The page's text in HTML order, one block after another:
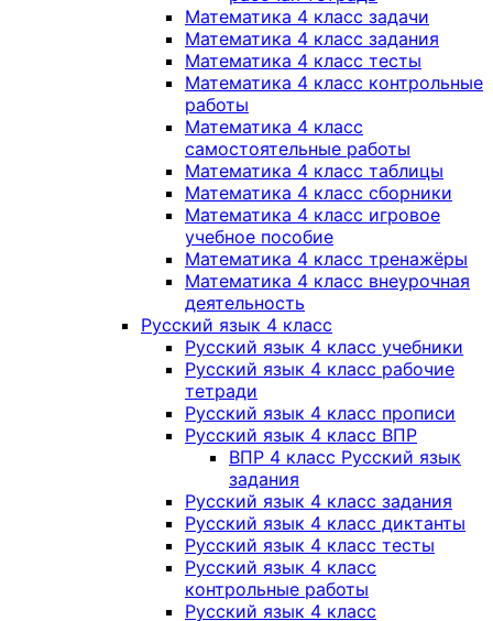
Математика 4 класс задачи
Математика 4 класс задания
Математика 4 класс тесты
Математика 4 класс контрольные
работы
Математика 4 класс
самостоятельные работы
Математика 4 класс таблицы
Математика 4 класс сборники
Математика 4 класс игровое
учебное пособие
Математика 4 класс тренажёры
Математика 4 класс внеурочная
деятельность
Русский язык 4 класс
Русский язык 4 класс учебники
Русский язык 4 класс рабочие
тетради
Русский язык 4 класс прописи
Русский язык 4 класс ВПР
ВПР 4 класс Русский язык
задания
Русский язык 4 класс задания
Русский язык 4 класс диктанты
Русский язык 4 класс тесты
Русский язык 4 класс
контрольные работы
Русский язык 4 класс